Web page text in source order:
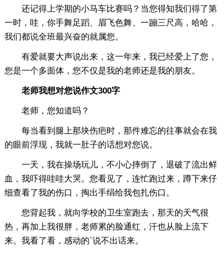
还记得上学期的小马车比赛吗？当您得知我们得了第
一时，哇，你手舞足蹈、眉飞色舞、一蹦三尺高，哈哈，
我们都说全班最兴奋的就属您。
有爱就要大声说出来，这一年来，我已经爱上了您，
您是一个多面体，您不仅是我的老师还是我的朋友。
老师我想对您说作文300字
老师，您知道吗？
每当看到腿上那块伤疤时，那件难忘的往事就会在我
的眼前浮现，我就一肚子的话想对您说。
一天，我在操场玩儿，不小心摔倒了，退破了流出鲜
血，我吓得哇哇大哭。您看见了，连忙跑过来，蹲下来仔
细查看了我的伤口，掏出手绢给我包扎伤口。
您背起我，就向学校的卫生室跑去，那天的天气很
热，再加上我很胖，老师累的脸通红，汗也从脸上流下
来。我看了看，感动的`说不出话来。